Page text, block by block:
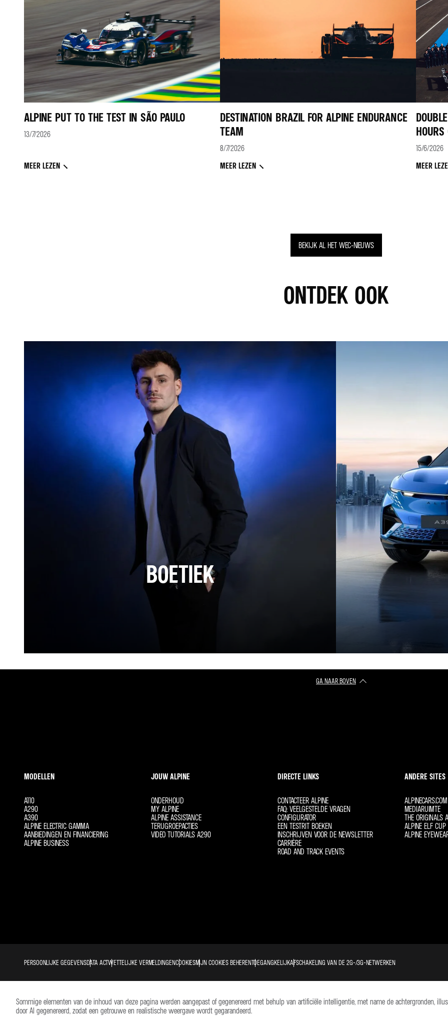
ALPINE PUT TO THE TEST IN SÃO PAULO
13/7/2026
MEER LEZEN
DESTINATION BRAZIL FOR ALPINE ENDURANCE
TEAM
8/7/2026
MEER LEZEN
15/6/2026
MEER
BEKIJK AL HET WEC-NIEUWS
ONTDEK OOK
BOETIEK
GA NAAR BOVEN
MODELLEN
A110
A290
A390
ALPINE ELECTRIC GAMMA
AANBIEDINGEN EN FINANCIERING
ALPINE BUSINESS
JOUW ALPINE
ONDERHOUD
MY ALPINE
ALPINE ASSISTANCE
TERUGROEPACTIES
VIDEO TUTORIALS A290
DIRECTE LINKS
CONTACTEER ALPINE
FAQ: VEELGESTELDE VRAGEN
CONFIGURATOR
EEN TESTRIT BOEKEN
INSCHRIJVEN VOOR DE NEWSLETTER
CARRIÈRE
ROAD AND TRACK EVENTS
ANDERE SITES
ALPINECARS.COM
MEDIARUIMTE
THE ORIGINALS
ALPINE ELF CUP
ALPINE
PERSOONLIJKE GEGEVENSDATA ACTWETTELIJKE VERMELDINGENCOOKIESMIJN COOKIES BEHERENTOEGANGKELIJKAFSCHAKELING VAN DE 2G-/3G-NETWERKEN
Sommige elementen van de inhoud van deze pagina werden aangepast of gegenereerd met behulp van artificiële intelligentie, met name de achtergronden,
door AI gegenereerd, zodat een getrouwe en realistische weergave wordt gegarandeerd.